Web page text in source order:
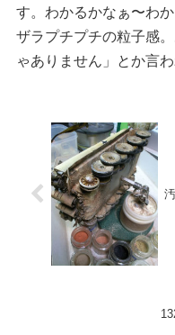
す。わかるかなぁ〜わ
ザラプチプチの粒子感
ゃありません」とか言